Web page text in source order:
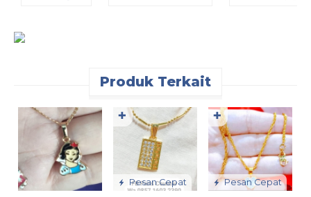
Produk Terkait
Pesan Cepat
✚
Pesan Cepat
✚